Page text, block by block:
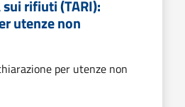
rifiuti (TARI):
utenze non
per utenze non